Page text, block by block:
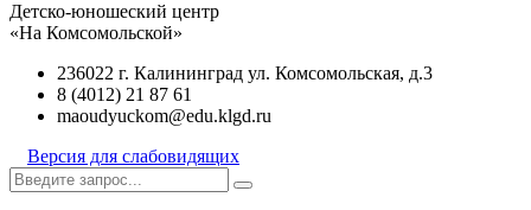
Детско-юношеский центр
«На Комсомольской»
236022 г. Калининград ул. Комсомольская, д.3
8 (4012) 21 87 61
maoudyuckom@edu.klgd.ru
Версия для слабовидящих